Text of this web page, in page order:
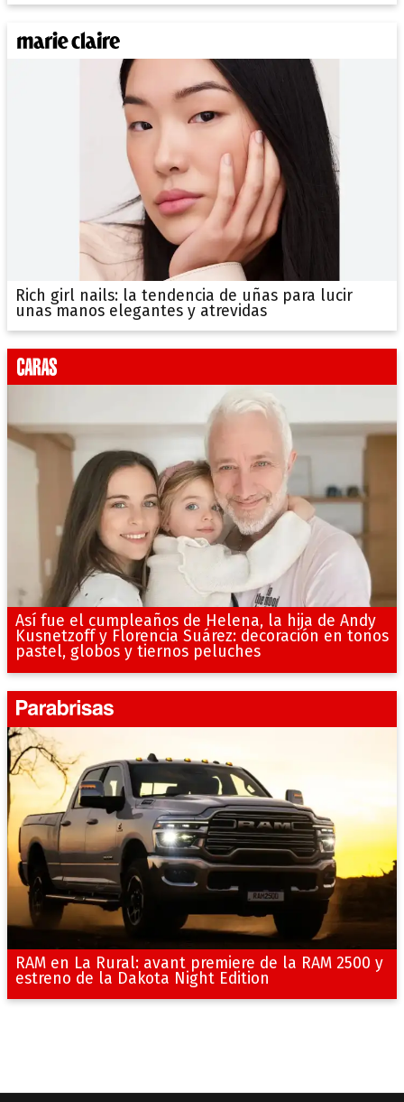
Rich girl nails: la tendencia de uñas para lucir
unas manos elegantes y atrevidas
Así fue el cumpleaños de Helena, la hija de Andy
Kusnetzoff y Florencia Suárez: decoración en tonos
pastel, globos y tiernos peluches
RAM en La Rural: avant premiere de la RAM 2500 y
estreno de la Dakota Night Edition